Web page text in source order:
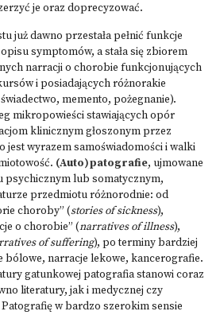
je oraz doprecyzować.
już dawno przestała pełnić funkcje
symptomów, a stała się zbiorem
narracji o chorobie funkcjonujących
i posiadających różnorakie
memento, pożegnanie).
mikropowieści stawiających opór
klinicznym głoszonym przez
jest wyrazem samoświadomości i walki
(Auto)patografie, ujmowane
psychicznym lub somatycznym,
przedmiotu różnorodnie: od
choroby” (stories of sickness),
o chorobie” (narratives of illness),
of suffering), po terminy bardziej
bólowe, narracje lekowe, kancerografie.
gatunkowej patografia stanowi coraz
literatury, jak i medycznej czy
w bardzo szerokim sensie